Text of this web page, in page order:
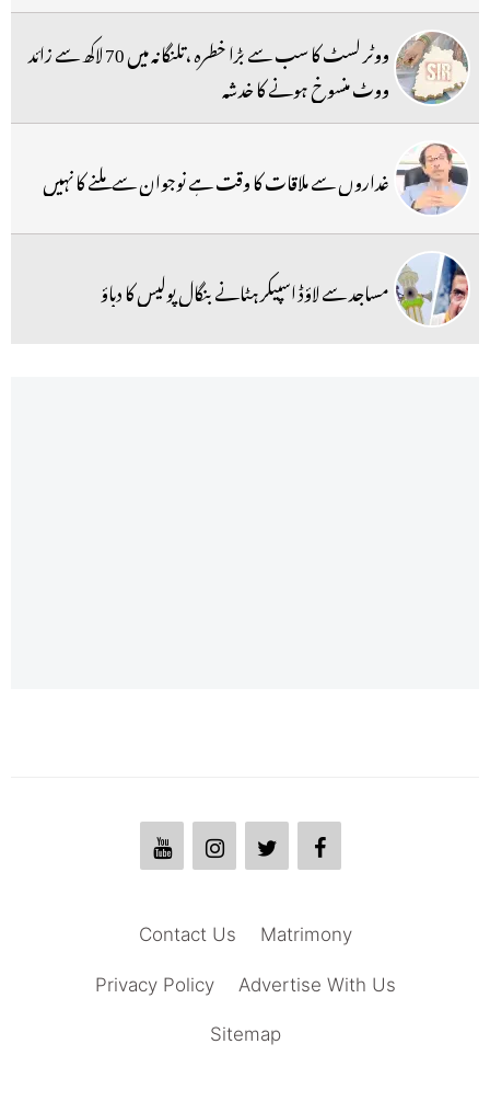
ووٹر لسٹ کا سب سے بڑا خطرہ ،تلنگانہ میں 70 لاکھ سے زائد
ووٹ منسوخ ہونے کا خدشہ
غداروں سے ملاقات کا وقت ہے نوجوان سے ملنے کا نہیں
مساجد سے لاؤڈ اسپیکر ہٹانے بنگال پولیس کا دباؤ
Matrimony
Contact Us
Advertise With Us
Privacy Policy
Sitemap